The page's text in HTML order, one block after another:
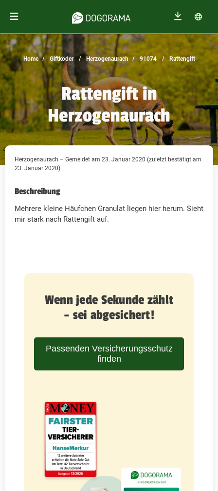
Home Giftköder Herzogenaurach 91074 Rattengift
Rattengift in
Herzogenaurach
Herzogenaurach – Gemeldet am 23. Januar 2020 (zuletzt bestätigt am
23. Januar 2020)
Beschreibung
Mehrere kleine Häufchen Granulat liegen hier herum. Sieht
mir stark nach Rattengift auf.
Wenn jede Sekunde zählt
– sei abgesichert!
Passenden Versicherungsschutz
finden